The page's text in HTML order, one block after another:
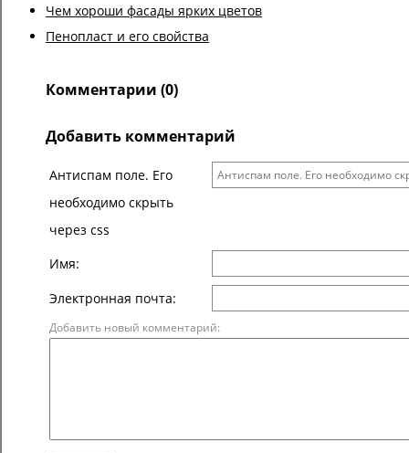
Чем хороши фасады ярких цветов
Пенопласт и его свойства
Комментарии (0)
Добавить комментарий
Антиспам поле. Его
необходимо скрыть
через css
Имя:
Электронная почта:
Добавить новый комментарий: